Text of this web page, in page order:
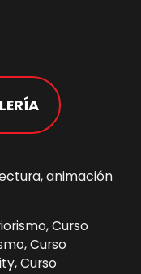
animación
Curso
Curso
Curso